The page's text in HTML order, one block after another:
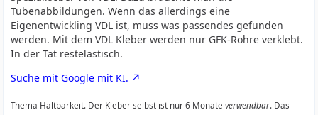
Tubenabbildungen. Wenn das allerdings eine
Eigenentwickling VDL ist, muss was passendes gefunden
werden. Mit dem VDL Kleber werden nur GFK-Rohre verklebt.
In der Tat restelastisch.
Suche mit Google mit KI.
Thema Haltbarkeit. Der Kleber selbst ist nur 6 Monateverwendbar. Das